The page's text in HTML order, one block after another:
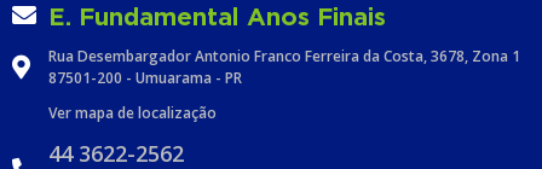
E. Fundamental Anos Finais
Rua Desembargador Antonio Franco Ferreira da Costa, 3678, Zona 1
87501-200 - Umuarama - PR
Ver mapa de localização
44 3622-2562